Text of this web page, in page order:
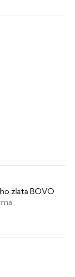
zlata BOVO